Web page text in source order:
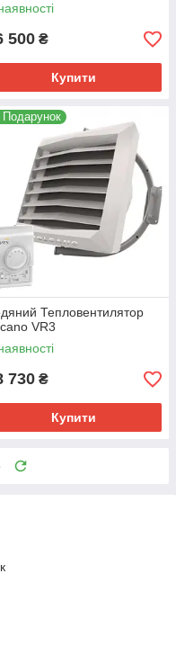
500 ₴
Купити
Подарунок
Тепловентилятор
VR3
730 ₴
Купити